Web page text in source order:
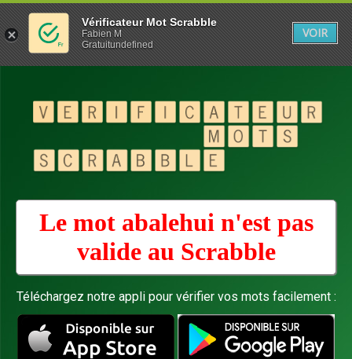
Le mot abalehui n'est pas
valide au Scrabble
Téléchargez notre appli pour vérifier vos mots facilement :
Vérificateur Mot Scrabble
Fabien M
Gratuitundefined
VOIR